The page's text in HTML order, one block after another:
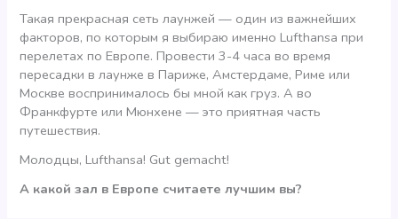
Такая прекрасная сеть лаунжей — один из важнейших
факторов, по которым я выбираю именно Lufthansa при
перелетах по Европе. Провести 3-4 часа во время
пересадки в лаунже в Париже, Амстердаме, Риме или
Москве воспринималось бы мной как груз. А во
Франкфурте или Мюнхене — это приятная часть
путешествия.
Молодцы, Lufthansa! Gut gemacht!
А какой зал в Европе считаете лучшим вы?